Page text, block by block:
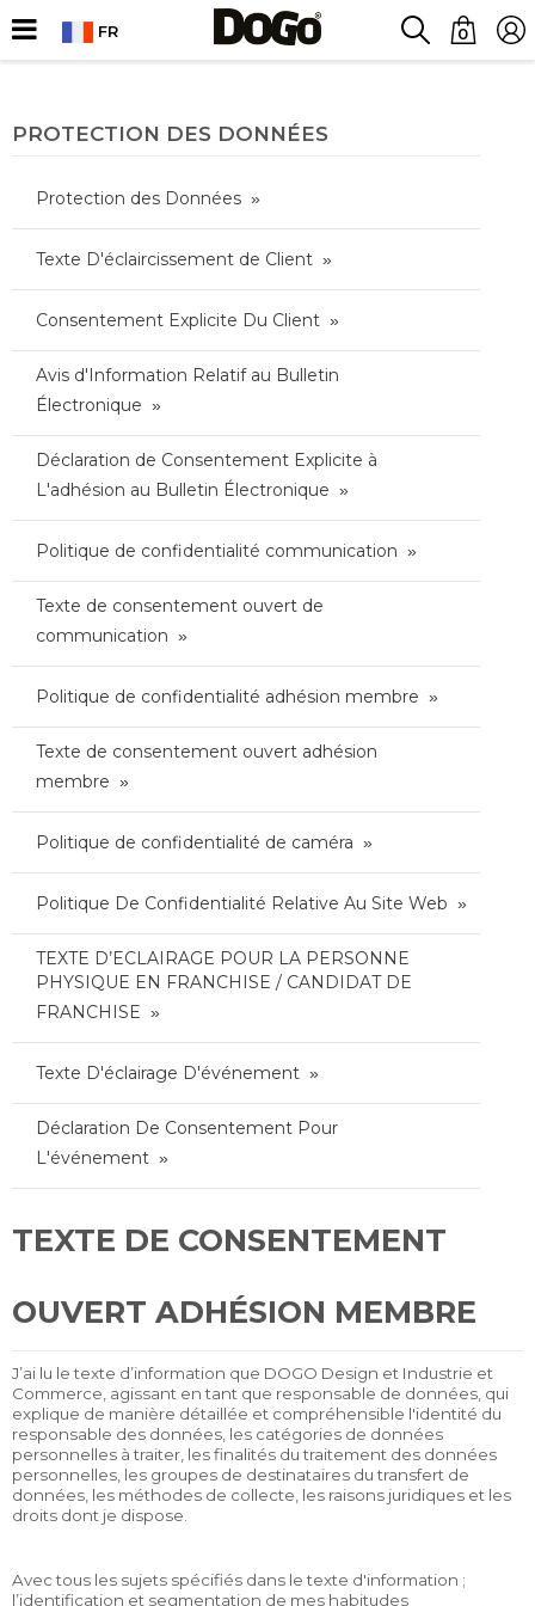
FR 0
PROTECTION DES DONNÉES
Protection des Données
Texte D'éclaircissement de Client
Consentement Explicite Du Client
Avis d'Information Relatif au Bulletin
Électronique
Déclaration de Consentement Explicite à
L'adhésion au Bulletin Électronique
Politique de confidentialité communication
Texte de consentement ouvert de
communication
Politique de confidentialité adhésion membre
Texte de consentement ouvert adhésion
membre
Politique de confidentialité de caméra
Politique De Confidentialité Relative Au Site Web
TEXTE D’ECLAIRAGE POUR LA PERSONNE
PHYSIQUE EN FRANCHISE / CANDIDAT DE
FRANCHISE
Texte D'éclairage D'événement
Déclaration De Consentement Pour
L'événement
TEXTE DE CONSENTEMENT
OUVERT ADHÉSION MEMBRE
J’ai lu le texte d’information que DOGO Design et Industrie et
Commerce, agissant en tant que responsable de données, qui
explique de manière détaillée et compréhensible l'identité du
responsable des données, les catégories de données
personnelles à traiter, les finalités du traitement des données
personnelles, les groupes de destinataires du transfert de
données, les méthodes de collecte, les raisons juridiques et les
droits dont je dispose.
Avec tous les sujets spécifiés dans le texte d'information ;
l’identification et segmentation de mes habitudes